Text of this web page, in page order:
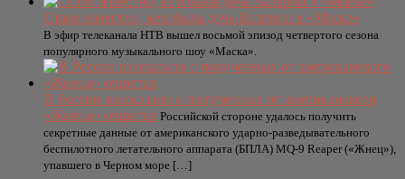
Стало известно, кем была дочь Валерии в «Маске»
В эфир телеканала НТВ вышел восьмой эпизод четвертого сезона
популярного музыкального шоу «Маска».
В России рассказали о полученных от американского
«Жнеца» секретах Российской стороне удалось получить
секретные данные от американского ударно-разведывательного
беспилотного летательного аппарата (БПЛА) MQ-9 Reaper («Жнец»),
упавшего в Черном море […]